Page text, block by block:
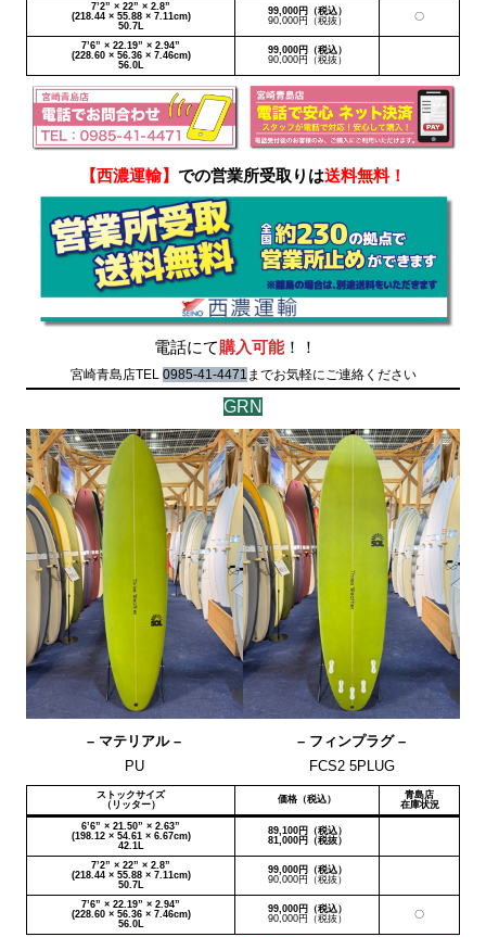
7’2” × 22” × 2.8”
(218.44 × 55.88 × 7.11cm)
50.7L
99,000円（税込）
90,000円（税抜）
〇
7’6” × 22.19” × 2.94”
(228.60 × 56.36 × 7.46cm)
56.0L
99,000円（税込）
90,000円（税抜）
【西濃運輸】 での営業所受取りは送料無料！
電話にて 購入可能！！
宮崎青島店TEL 0985-41-4471 までお気軽にご連絡ください
GRN
– マテリアル –
PU
– フィンプラグ –
FCS2 5PLUG
ストックサイズ
（リッター）
価格（税込）
青島店
在庫状況
6’6” × 21.50” × 2.63”
(198.12 × 54.61 × 6.67cm)
42.1L
89,100円（税込）
81,000円（税抜）
7’2” × 22” × 2.8”
(218.44 × 55.88 × 7.11cm)
50.7L
99,000円（税込）
90,000円（税抜）
7’6” × 22.19” × 2.94”
(228.60 × 56.36 × 7.46cm)
56.0L
99,000円（税込）
90,000円（税抜）
〇